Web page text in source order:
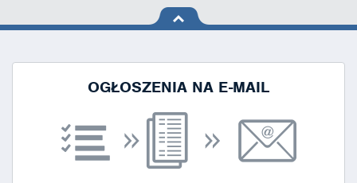
na górę
OGŁOSZENIA NA E-MAIL